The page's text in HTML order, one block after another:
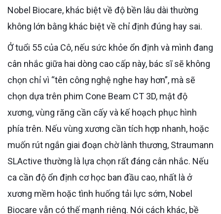
Nobel Biocare, khác biệt về độ bền lâu dài thường
không lớn bằng khác biệt về chỉ định đúng hay sai.
Ở tuổi 55 của Cô, nếu sức khỏe ổn định và mình đang
cân nhắc giữa hai dòng cao cấp này, bác sĩ sẽ không
chọn chỉ vì “tên công nghệ nghe hay hơn”, mà sẽ
chọn dựa trên phim Cone Beam CT 3D, mật độ
xương, vùng răng cần cấy và kế hoạch phục hình
phía trên. Nếu vùng xương cần tích hợp nhanh, hoặc
muốn rút ngắn giai đoạn chờ lành thương, Straumann
SLActive thường là lựa chọn rất đáng cân nhắc. Nếu
ca cần độ ổn định cơ học ban đầu cao, nhất là ở
xương mềm hoặc tình huống tải lực sớm, Nobel
Biocare vẫn có thế mạnh riêng. Nói cách khác, bề